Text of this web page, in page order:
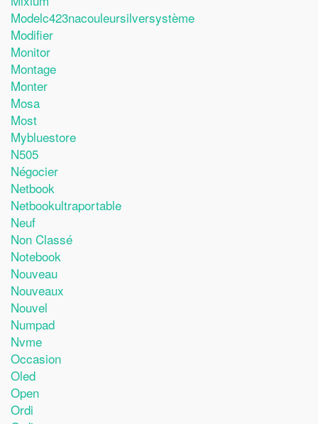
Modelc423nacouleursilversystème
Modifier
Monitor
Montage
Monter
Mosa
Most
Mybluestore
N505
Négocier
Netbook
Netbookultraportable
Neuf
Non Classé
Notebook
Nouveau
Nouveaux
Nouvel
Numpad
Nvme
Occasion
Oled
Open
Ordi